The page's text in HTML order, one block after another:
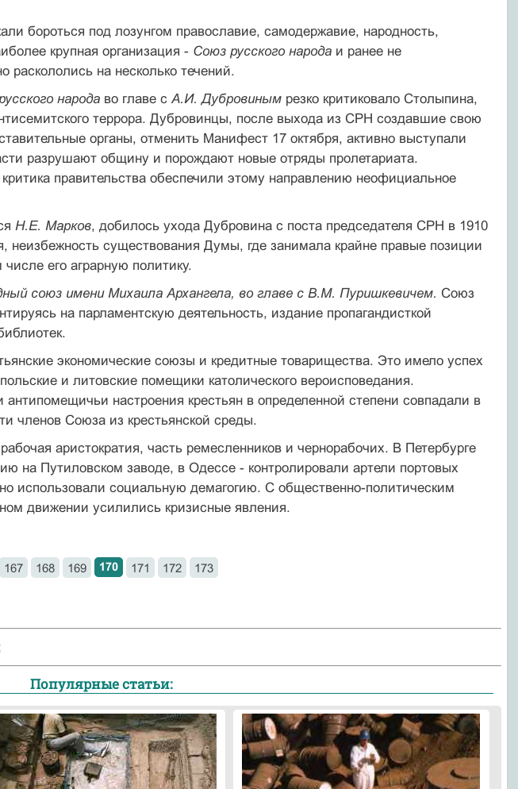
бороться под лозунгом православие, самодержавие, народность,
крупная организация -Союз русского народаи ранее не
раскололись на несколько течений.
народаво главе с А.И. Дубровинымрезко критиковало Столыпина,
террора. Дубровинцы, после выхода из СРН создавшие свою
органы, отменить Манифест 17 октября, активно выступали
разрушают общину и порождают новые отряды пролетариата.
правительства обеспечили этому направлению неофициальное
Н.Е. Марков, добилось ухода Дубровина с поста председателя СРН в 1910
неизбежность существования Думы, где занимала крайне правые позиции
его аграрную политику.
союз имени Михаила Архангела, во главе с В.М. Пуришкевичем. Союз
на парламентскую деятельность, издание пропагандисткой
экономические союзы и кредитные товарищества. Это имело успех
и литовские помещики католического вероисповедания.
антипомещичьи настроения крестьян в определенной степени совпадали в
членов Союза из крестьянской среды.
аристократия, часть ремесленников и чернорабочих. В Петербурге
на Путиловском заводе, в Одессе - контролировали артели портовых
использовали социальную демагогию. С общественно-политическим
движении усилились кризисные явления.
167 168 169 170 171 172
173
Популярные статьи: